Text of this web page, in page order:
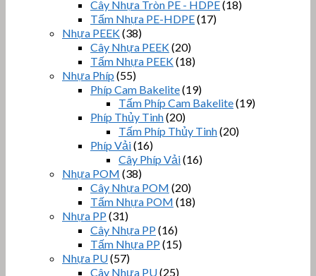
Cây Nhựa Tròn PE - HDPE(18)
Tấm Nhựa PE-HDPE(17)
Nhựa PEEK(38)
Cây Nhựa PEEK(20)
Tấm Nhựa PEEK(18)
Nhựa Phíp (55)
Phíp Cam Bakelite(19)
Tấm Phíp Cam Bakelite(19)
Phíp Thủy Tinh(20)
Tấm Phíp Thủy Tinh(20)
Phíp Vải(16)
Cây Phíp Vải(16)
Nhựa POM (38)
Cây Nhựa POM (20)
Tấm Nhựa POM (18)
Nhựa PP (31)
Cây Nhựa PP (16)
Tấm Nhựa PP (15)
Nhựa PU(57)
Cây Nhựa PU(25)